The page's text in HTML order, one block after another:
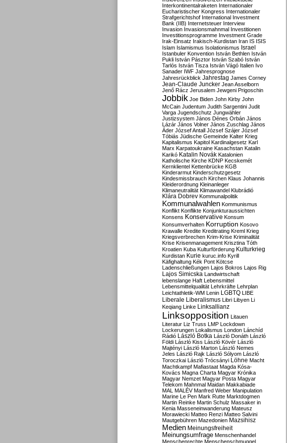
Interkontinentalraketen Internationaler
Eucharistischer Kongress Internationaler
Strafgerichtshof International Investment
Bank (IIB) Internetsteuer Interview
Invasion Invasionsmahnmal Investitionen
Investitionsprogramme Investment Grade
Irak-Einsatz Irakisch-Kurdistan Iran IS ISIS
Islam Islamismus Isolationismus Israel
Istanbuler Konvention István Bethlen István
Pukli István Pásztor István Szabó István
Tarlós István Tisza István Vágó Italien Ivo
Sanader IWF Jahresprognose
Jahresrückblick Jahrestag James Corney
Jean-Claude Juncker Jean Asselborn
Jenő Rácz Jerusalem Jewgeni Prigoschin
Jobbik Joe Biden John Kirby John
McCain Judentum Judith Sargentini Judit
Varga Jugendschutz Jungwähler
Justizsystem János Dénes Orbán János
Lázár János Volner János Zuschlag János
Áder József Antall József Szájer József
Tóbiás Jüdische Gemeinde Kalter Krieg
Kapitalismus Kapitol Kardinalgesetz Karl
Marx Karpatoukraine Kasachstan Katalin
Karikó Katalin Novák Katalonien
Katholische Kirche KDNP Kecskemét
Kernklientel Kettenbrücke KGB
Kinderarmut Kinderschutzgesetz
Kindesmissbrauch Kirchen Klaus Johannis
Kleiderordnung Kleinanleger
Klimaneutralität Klimawandel Klubrádió
Klára Dobrev Kommunalpolitik
Kommunalwahlen Kommunismus
Konflikt Konflikte Konjunkturaussichten
Konsens Konservative Konsum
Konsumverhalten Korruption Kosovo
Krawalle Kredite Kreditrating Kreml Krieg
Kriegsverbrechen Krim-Krise Kriminalität
Krise Krisenmanagement Krisztina Tóth
Kroatien Kuba Kulturförderung Kulturkrieg
Kurdistan Kurie kuruc.info Kyrill
Käfighaltung Kék Pont Kötcse
Ladenschließungen Lajos Bokros Lajos Rig
Lajos Simicska Landwirtschaft
lebenslange Haft Lebensmittel
Lebensmittelqualität Lehrkräfte Lehrplan
Leichtathletik-WM Lenin LGBTQ LIBE
Liberale Liberalismus Libri Libyen Li
Keqiang Linke Linksallianz
Linksopposition Litauen
Literatur Liz Truss LMP Lockdown
Lockerungen Lokalismus London Lánchíd
Rádió
László Botka László Donáth László
Földi László Kiss László Kövér László
Majtényi László Marton László Nemes
Jeles László Rajk László Sólyom László
Toroczkai László Trócsányi Löhne Macht
Machtkampf Mafiastaat Magda Kósa-
Kovács Magna Charta Magyar Krónika
Magyar Nemzet Magyar Posta Magyar
Telekom Mahnmal Maidan Makkabiade
MAL MALÉV Manfred Weber Manipulation
Marine Le Pen Mark Rutte Marktdogmen
Martin Reinke Martin Schulz Massaker in
Kenia Masseneinwanderung Mateusz
Morawiecki Matteo Renzi Matteo Salvini
Mautgebühren Mazedonien Mazsihisz
Medien Meinungsfreiheit
Meinungsumfrage Menschenhandel
Menschenrechte Menschenschmuggel